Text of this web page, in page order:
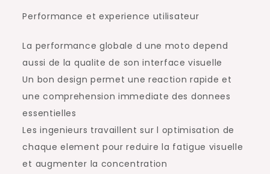
Performance et experience utilisateur
La performance globale d une moto depend
aussi de la qualite de son interface visuelle
Un bon design permet une reaction rapide et
une comprehension immediate des donnees
essentielles
Les ingenieurs travaillent sur l optimisation de
chaque element pour reduire la fatigue visuelle
et augmenter la concentration